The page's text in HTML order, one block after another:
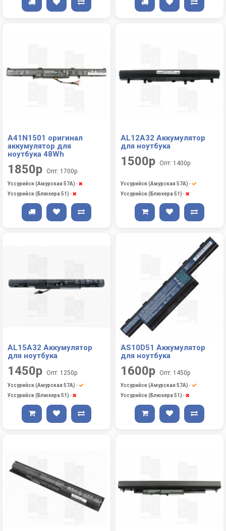
A41N1501 оригинал
аккумулятор для
ноутбука 48Wh
1850р Опт: 1700р
Уссурийск (Амурская 57А) -
Уссурийск (Блюхера 51) -
AL12A32 Аккумулятор
для ноутбука
1500р Опт: 1400р
Уссурийск (Амурская 57А) -
Уссурийск (Блюхера 51) -
AL15A32 Аккумулятор
для ноутбука
1450р Опт: 1250р
Уссурийск (Амурская 57А) -
Уссурийск (Блюхера 51) -
AS10D51 Аккумулятор
для ноутбука
1600р Опт: 1450р
Уссурийск (Амурская 57А) -
Уссурийск (Блюхера 51) -